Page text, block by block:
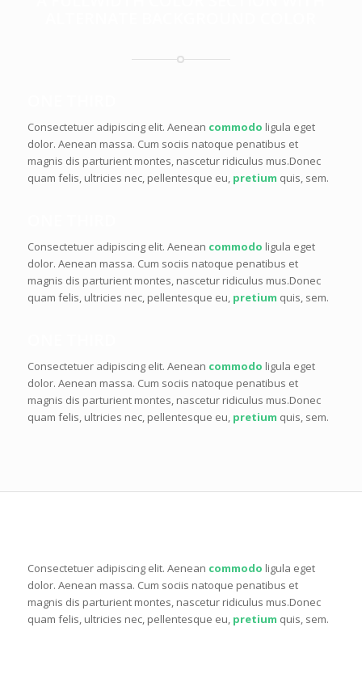
Consectetuer adipiscing elit. Aenean commodo ligula eget
dolor. Aenean massa. Cum sociis natoque penatibus et
magnis dis parturient montes, nascetur ridiculus mus.Donec
quam felis, ultricies nec, pellentesque eu, pretium quis, sem.
Consectetuer adipiscing elit. Aenean commodo ligula eget
dolor. Aenean massa. Cum sociis natoque penatibus et
magnis dis parturient montes, nascetur ridiculus mus.Donec
quam felis, ultricies nec, pellentesque eu, pretium quis, sem.
Consectetuer adipiscing elit. Aenean commodo ligula eget
dolor. Aenean massa. Cum sociis natoque penatibus et
magnis dis parturient montes, nascetur ridiculus mus.Donec
quam felis, ultricies nec, pellentesque eu, pretium quis, sem.
Consectetuer adipiscing elit. Aenean commodo ligula eget
dolor. Aenean massa. Cum sociis natoque penatibus et
magnis dis parturient montes, nascetur ridiculus mus.Donec
quam felis, ultricies nec, pellentesque eu, pretium quis, sem.